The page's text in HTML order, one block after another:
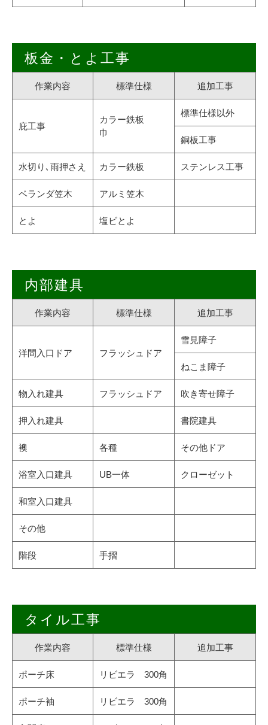
板金・とよ工事
作業内容 標準仕様 追加工事
庇工事
カラー鉄板
巾
標準仕様以外
銅板工事
水切り､雨押さえ カラー鉄板 ステンレス工事
ベランダ笠木 アルミ笠木
とよ 塩ビとよ
内部建具
作業内容 標準仕様 追加工事
洋間入口ドア フラッシュドア
雪見障子
ねこま障子
物入れ建具 フラッシュドア 吹き寄せ障子
押入れ建具 書院建具
襖 各種 その他ドア
浴室入口建具 UB一体 クローゼット
和室入口建具
その他
階段 手摺
タイル工事
作業内容 標準仕様 追加工事
ポーチ床 リビエラ 300角
ポーチ袖 リビエラ 300角